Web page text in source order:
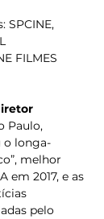
FILMES
Paulo,
longa-
melhor
em 2017, e as
pelo